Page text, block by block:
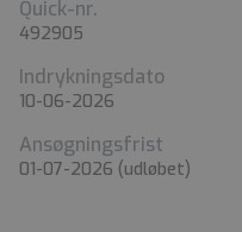
Quick-nr.
492905
Indrykningsdato
10-06-2026
Ansøgningsfrist
01-07-2026 (udløbet)